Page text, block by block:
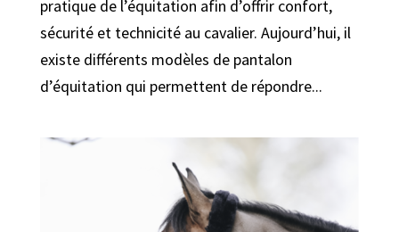
pratique de l’équitation afin d’offrir confort,
sécurité et technicité au cavalier. Aujourd’hui, il
existe différents modèles de pantalon
d’équitation qui permettent de répondre...